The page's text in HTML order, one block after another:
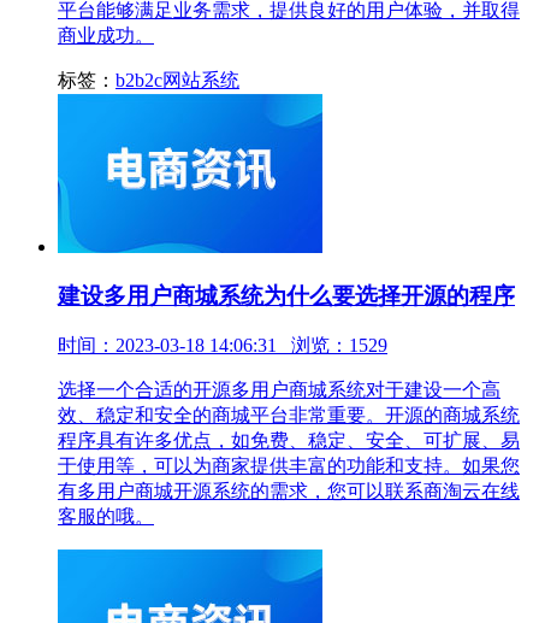
平台能够满足业务需求，提供良好的用户体验，并取得
商业成功。
标签： b2b2c网站系统
建设多用户商城系统为什么要选择开源的程序
时间：2023-03-18 14:06:31 浏览：1529
选择一个合适的开源多用户商城系统对于建设一个高
效、稳定和安全的商城平台非常重要。开源的商城系统
程序具有许多优点，如免费、稳定、安全、可扩展、易
于使用等，可以为商家提供丰富的功能和支持。如果您
有多用户商城开源系统的需求，您可以联系商淘云在线
客服的哦。